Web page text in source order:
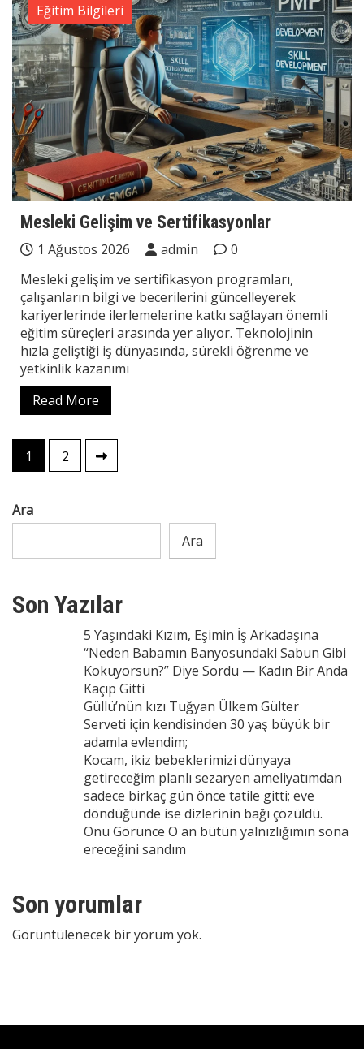
Eğitim Bilgileri
Mesleki Gelişim ve Sertifikasyonlar
1 Ağustos 2026 admin
0
Mesleki gelişim ve sertifikasyon programları,
çalışanların bilgi ve becerilerini güncelleyerek
kariyerlerinde ilerlemelerine katkı sağlayan önemli
eğitim süreçleri arasında yer alıyor. Teknolojinin
hızla geliştiği iş dünyasında, sürekli öğrenme ve
yetkinlik kazanımı
Read More
Yazı
sayfalaması
1 2
Ara
Ara
Son Yazılar
5 Yaşındaki Kızım, Eşimin İş Arkadaşına
“Neden Babamın Banyosundaki Sabun Gibi
Kokuyorsun?” Diye Sordu — Kadın Bir Anda
Kaçıp Gitti
Güllü’nün kızı Tuğyan Ülkem Gülter
Serveti için kendisinden 30 yaş büyük bir
adamla evlendim;
Kocam, ikiz bebeklerimizi dünyaya
getireceğim planlı sezaryen ameliyatımdan
sadece birkaç gün önce tatile gitti; eve
döndüğünde ise dizlerinin bağı çözüldü.
Onu Görünce O an bütün yalnızlığımın sona
ereceğini sandım
Son yorumlar
Görüntülenecek bir yorum yok.